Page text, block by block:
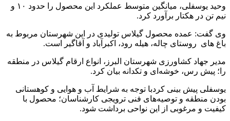
وحید یوسفلی، میانگین متوسط عملکرد این محصول را حدود ۱۰ و
نیم تن در هکتار برآورد کرد.
وی گفت: عمده محصول گیلاس تولیدی در این شهرستان مربوط به
باغ های روستای چاله، هیله رود، اکبرآباد و آقاگیر است.
مدیر جهاد کشاورزی شهرستان البرز، انواع ارقام گیلاس در منطقه
را؛ پیش رس، خوشه‌ای و تکدانه بیان کرد.
یوسفلی پیش بینی کردبا توجه به شرایط آب و هوایی و کوهستانی
بودن منطقه و توصیه‌های فنی ترویجی کارشناسان؛ محصول با
کیفیت و مرغوبی از این نواحی برداشت شود.